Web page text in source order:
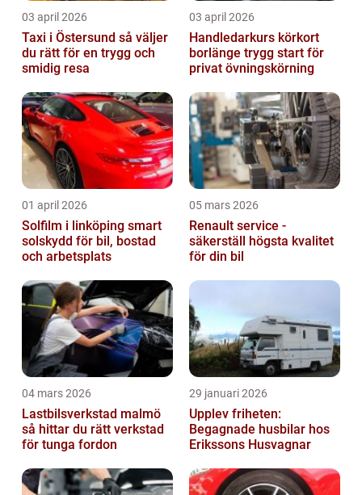
03 april 2026
Taxi i Östersund så väljer
du rätt för en trygg och
smidig resa
03 april 2026
Handledarkurs körkort
borlänge trygg start för
privat övningskörning
01 april 2026
Solfilm i linköping smart
solskydd för bil, bostad
och arbetsplats
05 mars 2026
Renault service -
säkerställ högsta kvalitet
för din bil
04 mars 2026
Lastbilsverkstad malmö
så hittar du rätt verkstad
för tunga fordon
29 januari 2026
Upplev friheten:
Begagnade husbilar hos
Erikssons Husvagnar